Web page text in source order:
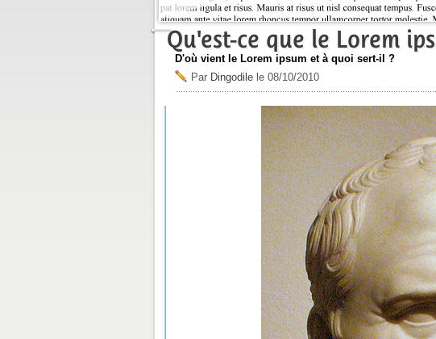
Qu'est-ce que le Lorem
D'où vient le Lorem ipsum et à quoi sert-il ?
Par Dingodile le 08/10/2010